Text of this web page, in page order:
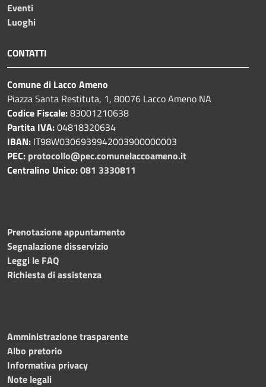
Eventi
Luoghi
CONTATTI
Comune di Lacco Ameno
Piazza Santa Restituta, 1, 80076 Lacco Ameno NA
Codice Fiscale:83001210638
Partita IVA:04818320634
IBAN: IT98W0306939942003900000003
PEC: protocollo@pec.comunelaccoameno.it
Centralino Unico:081 3330811
Prenotazione appuntamento
Segnalazione disservizio
Leggi le FAQ
Richiesta di assistenza
Amministrazione trasparente
Albo pretorio
Informativa privacy
Note legali